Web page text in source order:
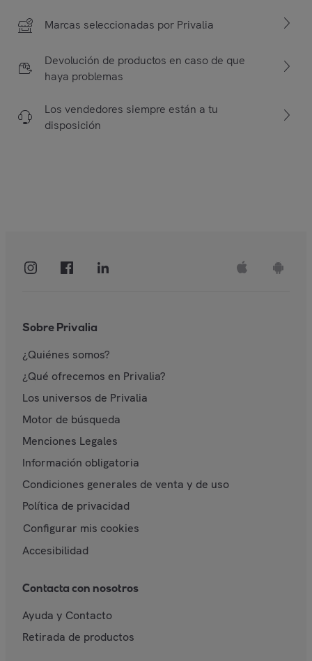
Marcas seleccionadas por Privalia
Devolución de productos en caso de que
haya problemas
Los vendedores siempre están a tu
disposición
Sobre Privalia
¿Quiénes somos?
¿Qué ofrecemos en Privalia?
Los universos de Privalia
Motor de búsqueda
Menciones Legales
Información obligatoria
Condiciones generales de venta y de uso
Política de privacidad
Configurar mis cookies
Accesibilidad
Contacta con nosotros
Ayuda y Contacto
Retirada de productos